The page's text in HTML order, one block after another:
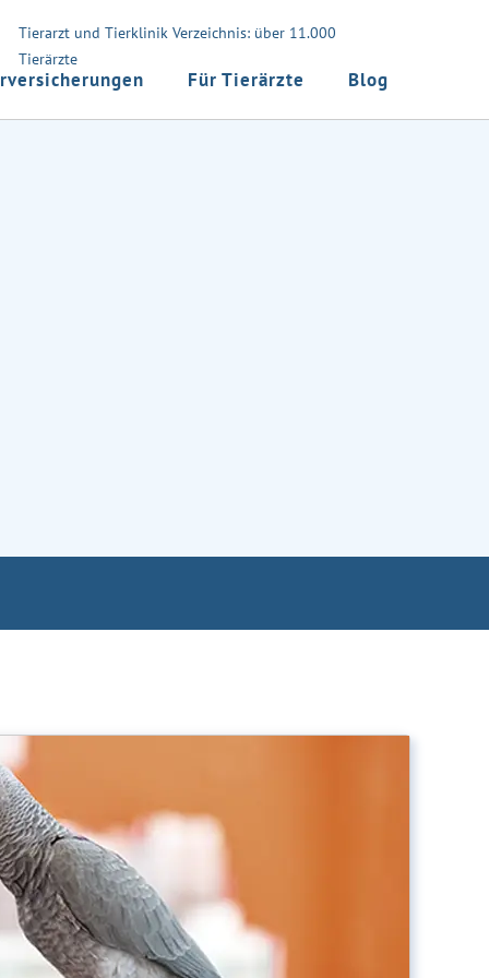
Tierarzt und Tierklinik Verzeichnis: über 11.000
Tierärzte
Für Tierärzte Blog